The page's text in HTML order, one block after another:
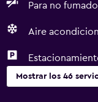
Para no
Aire
Mostrar los 46